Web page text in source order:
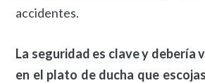
accidentes.
La seguridad es clave y debería
en el plato de ducha que